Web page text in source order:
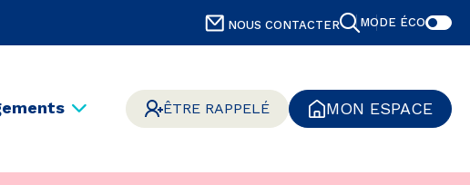
NOUS CONTACTER MODE ÉCO
ÊTRE RAPPELÉ MON ESPACE